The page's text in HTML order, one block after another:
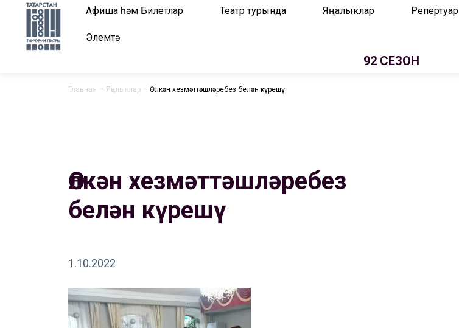
Афиша һәм Билетлар Театр турында Яңалыклар Репертуар
Элемтә
92 СЕЗОН
Главная — Яңалыклар — Өлкән хезмәттәшләребез белән күрешү
Өлкән хезмәттәшләребез
белән күрешү
1.10.2022